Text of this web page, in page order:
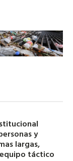
y
largas,
táctico